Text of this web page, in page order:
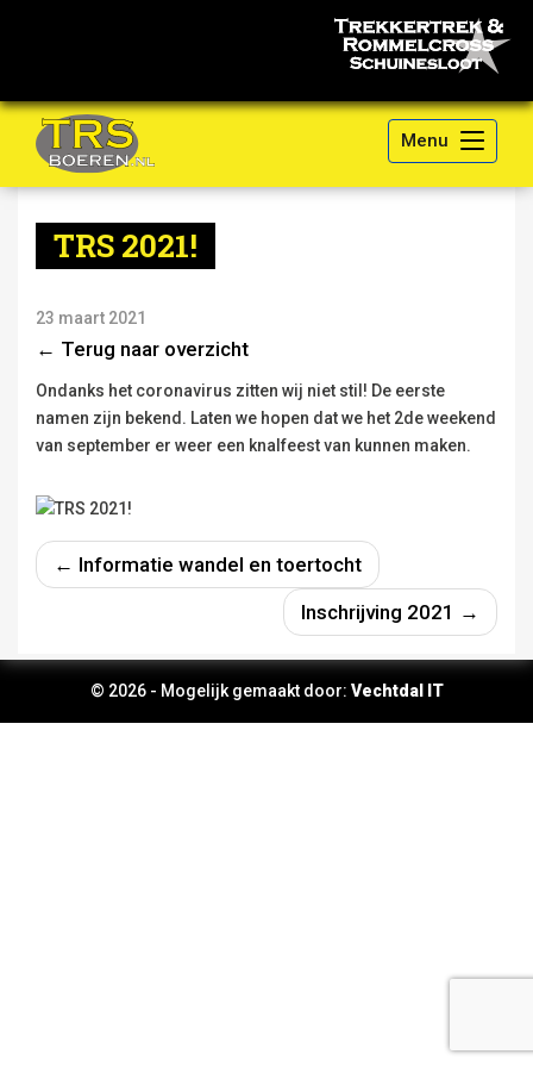
Menu
TRS 2021!
23 maart 2021
← Terug naar overzicht
Ondanks het coronavirus zitten wij niet stil! De eerste
namen zijn bekend. Laten we hopen dat we het 2de weekend
van september er weer een knalfeest van kunnen maken.
← Informatie wandel en toertocht
Inschrijving 2021 →
© 2026 - Mogelijk gemaakt door: Vechtdal IT